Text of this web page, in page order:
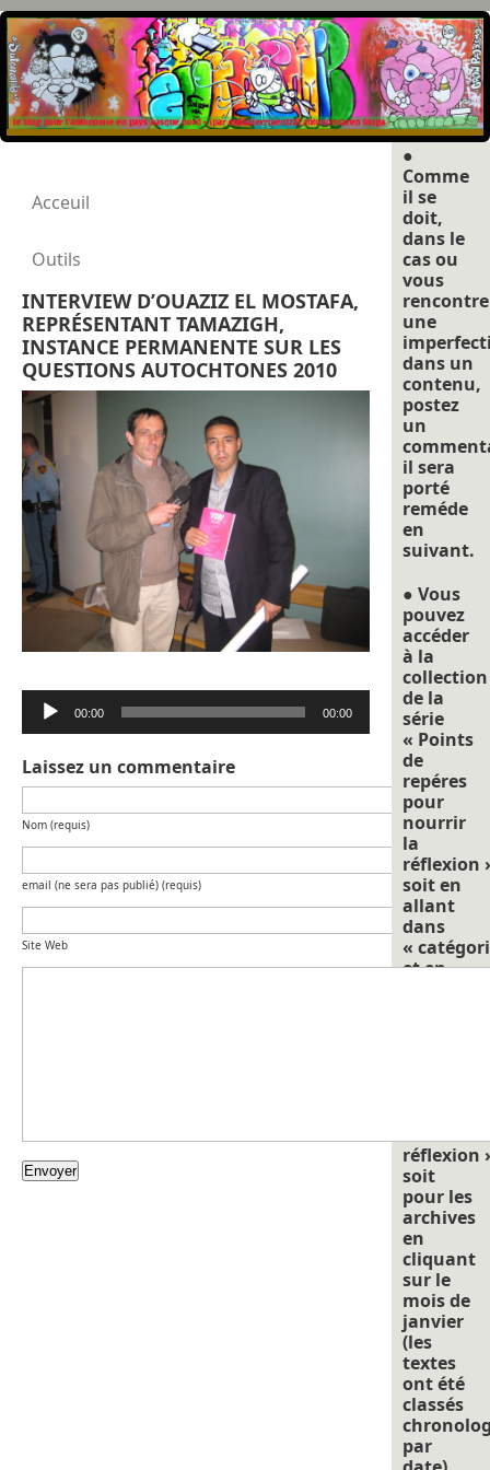
Acceuil
Outils
INTERVIEW D’OUAZIZ EL MOSTAFA,
REPRÉSENTANT TAMAZIGH,
INSTANCE PERMANENTE SUR LES
QUESTIONS AUTOCHTONES 2010
Lecteur
audio
00:00 00:00
Laissez un commentaire
Nom (requis)
email (ne sera pas publié) (requis)
Site Web
●
Comme
il se
doit,
dans le
cas ou
vous
une
dans un
contenu,
postez
un
il sera
porté
reméde
en
suivant.
● Vous
pouvez
accéder
à la
collection
de la
série
« Points
de
repéres
pour
nourrir
la
réflexion
soit en
allant
dans
«
et en
réflexion
soit
pour les
archives
en
cliquant
sur le
mois de
janvier
(les
textes
ont été
classés
par